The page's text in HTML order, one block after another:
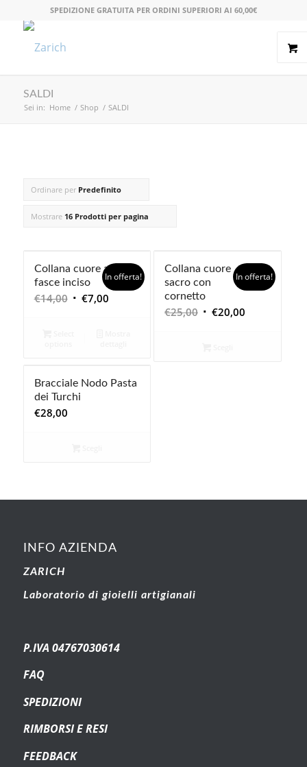
SPEDIZIONE GRATUITA PER ORDINI SUPERIORI AI 60,00€
SALDI
Sei in: Home / Shop / SALDI
Ordinare per Predefinito
Mostrare 16 Prodotti per pagina
Collana cuore a
fasce inciso
€14,00 Il €7,00Il
In offerta!
Collana cuore
sacro con
cornetto
€25,00 Il €20,00Il
In offerta!
Bracciale Nodo Pasta
dei Turchi
€28,00
INFO AZIENDA
ZARICH
Laboratorio di gioielli artigianali
P.IVA 04767030614
FAQ
SPEDIZIONI
RIMBORSI E RESI
FEEDBACK